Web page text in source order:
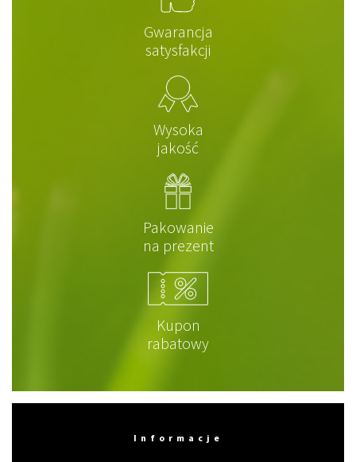
Gwarancja
satysfakcji
Wysoka
jakość
Pakowanie
na prezent
Kupon
rabatowy
Informacje